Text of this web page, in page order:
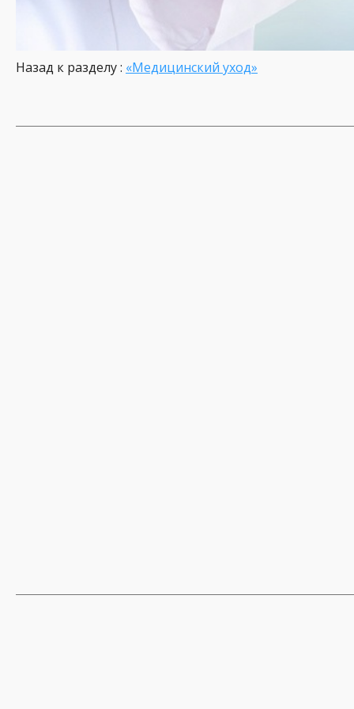
Назад к разделу : «Медицинский уход»